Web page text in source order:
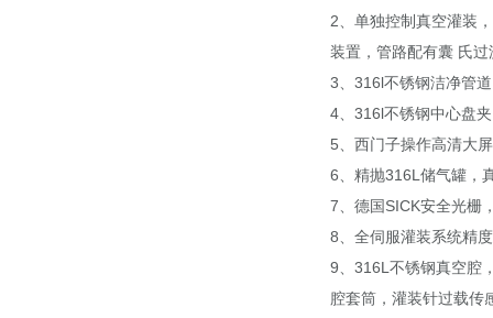
2、单独控制真空灌装
装置，管路配有囊 氏过
3、316l不锈钢洁净管
4、316l不锈钢中心盘
5、西门子操作高清大
6、精抛316L储气罐，
7、德国SICK安全光栅
8、全伺服灌装系统精
9、316L不锈钢真空腔
腔套筒，灌装针过载传